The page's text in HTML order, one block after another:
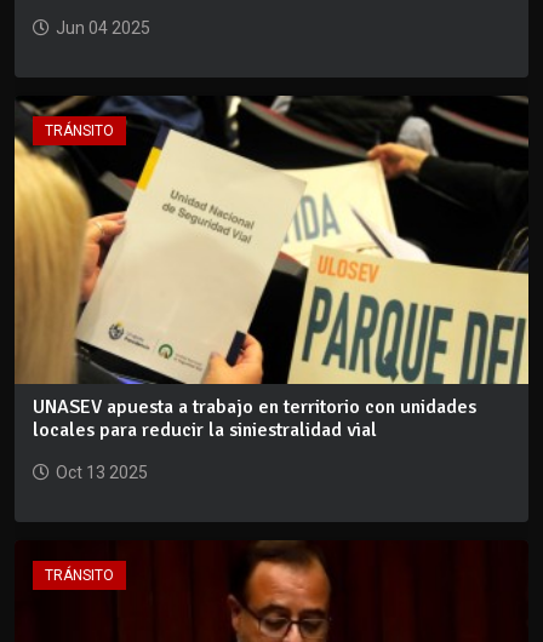
Jun 04 2025
TRÁNSITO
UNASEV apuesta a trabajo en territorio con unidades
locales para reducir la siniestralidad vial
Oct 13 2025
TRÁNSITO